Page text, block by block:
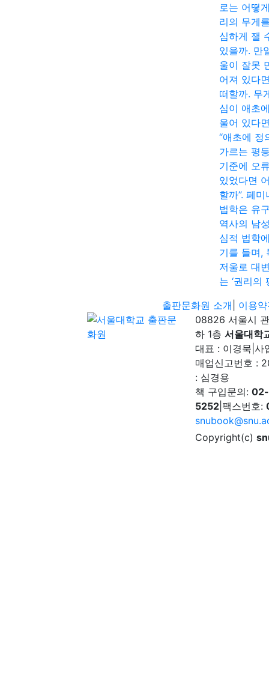
로는 어떻
리의 무게
심하게 잴
있을까. 만
울이 잘못
어져 있다
떠할까. 무
심이 애초
울어 있다
“애초에 정
가르는 평
기준에 오
있었다면
할까”. 페미
법학은 유
역사의 남
심적 법학
기를 들며,
저울로 대
는 ‘권리의
출판문화원 소개
이용
08826 서울시
하 1층 서울대학
대표 : 이경묵 사
매업신고번호 :
: 심경용
책 구입문의:
5252 팩스번호:
Copyright(c)